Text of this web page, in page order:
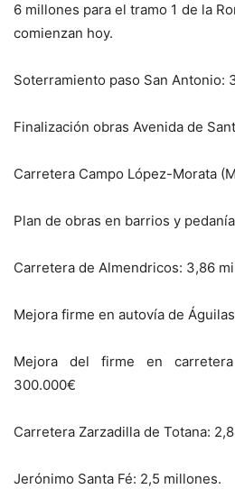
6 millones para el tramo 1 de la
comienzan hoy.
Soterramiento paso San Antonio:
Finalización obras Avenida de
Carretera Campo López-Morata
Plan de obras en barrios y
Carretera de Almendricos: 3,86
Mejora firme en autovía de
Mejora del firme en
300.000€
Carretera Zarzadilla de Totana:
Jerónimo Santa Fé: 2,5 millones.